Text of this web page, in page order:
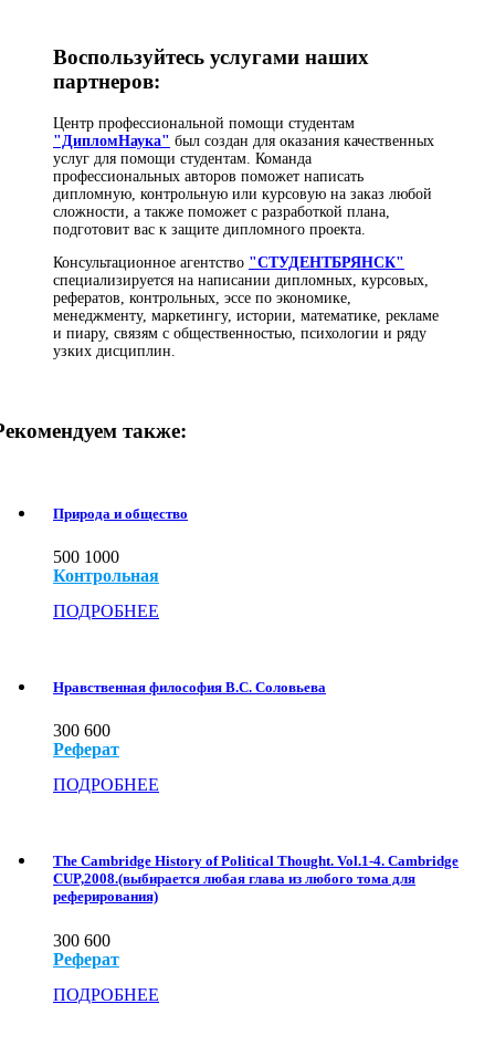
Воспользуйтесь услугами наших
партнеров:
Центр профессиональной помощи студентам
"ДипломНаука" был создан для оказания качественных
услуг для помощи студентам. Команда
профессиональных авторов поможет написать
дипломную, контрольную или курсовую на заказ любой
сложности, а также поможет с разработкой плана,
подготовит вас к защите дипломного проекта.
Консультационное агентство "СТУДЕНТБРЯНСК"
специализируется на написании дипломных, курсовых,
рефератов, контрольных, эссе по экономике,
менеджменту, маркетингу, истории, математике, рекламе
и пиару, связям с общественностью, психологии и ряду
узких дисциплин.
также:
Природа и общество
500 1000
Контрольная
ПОДРОБНЕЕ
Нравственная философия В.С. Соловьева
300 600
Реферат
ПОДРОБНЕЕ
The Cambridge History of Political Thought. Vol.1-4. Cambridge
CUP,2008.(выбирается любая глава из любого тома для
реферирования)
300 600
Реферат
ПОДРОБНЕЕ